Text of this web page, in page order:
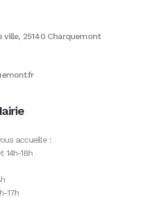
ville, 25140 Charquemont
accueille :
14h-18h
17h